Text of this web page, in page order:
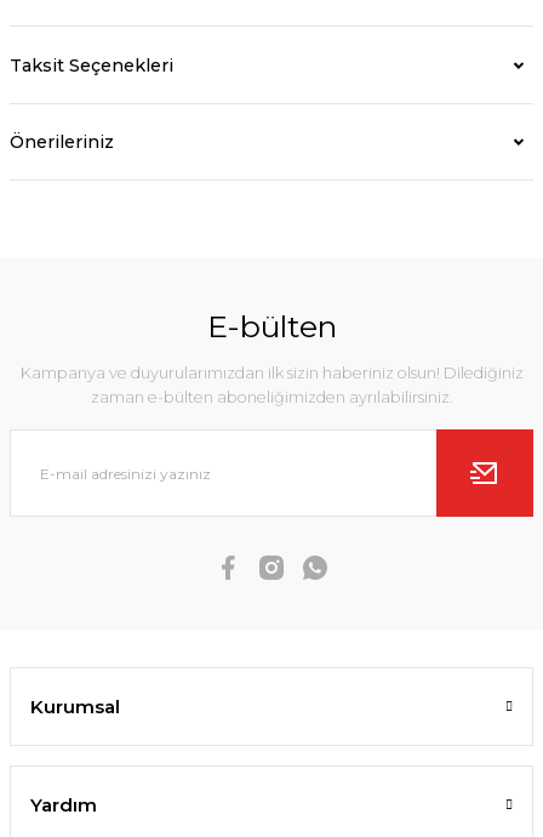
Taksit Seçenekleri
Önerileriniz
E-bülten
Kampanya ve duyurularımızdan ilk sizin haberiniz olsun! Dilediğiniz
zaman e-bülten aboneliğimizden ayrılabilirsiniz.
Kurumsal
Yardım